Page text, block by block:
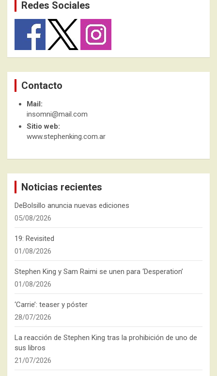
Redes Sociales
Contacto
Mail:
insomni@mail.com
Sitio web:
www.stephenking.com.ar
Noticias recientes
DeBolsillo anuncia nuevas ediciones
05/08/2026
19: Revisited
01/08/2026
Stephen King y Sam Raimi se unen para ‘Desperation’
01/08/2026
‘Carrie’: teaser y póster
28/07/2026
La reacción de Stephen King tras la prohibición de uno de
sus libros
21/07/2026